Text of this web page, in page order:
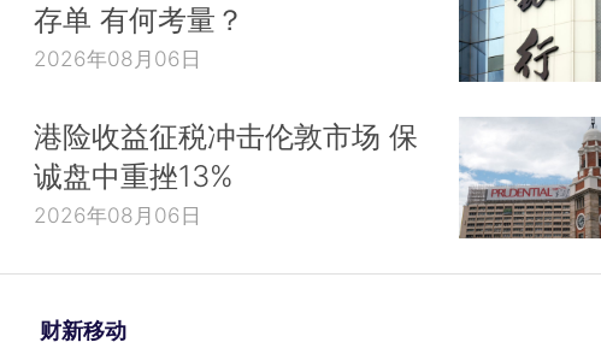
存单 有何考量？
2026年08月06日
港险收益征税冲击伦敦市场 保
诚盘中重挫13%
2026年08月06日
财新移动